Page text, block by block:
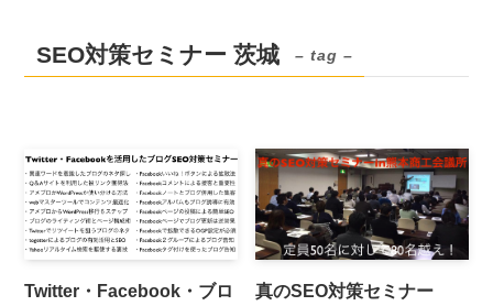
SEO対策セミナー 茨城 – tag –
Twitter・Facebook・ブロ
真のSEO対策セミナー